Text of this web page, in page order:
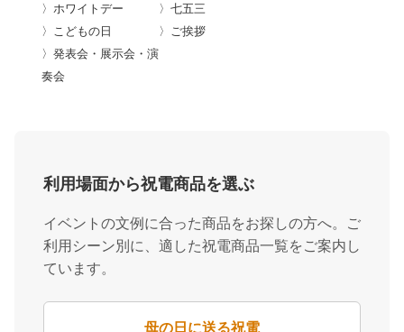
〉ホワイトデー
〉七五三
〉こどもの日
〉ご挨拶
〉発表会・展示会・演
奏会
利用場面から祝電商品を選ぶ
イベントの文例に合った商品をお探しの方へ。ご
利用シーン別に、適した祝電商品一覧をご案内し
ています。
母の日に送る祝電